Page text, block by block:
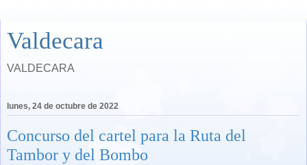
Valdecara
VALDECARA
lunes, 24 de octubre de 2022
Concurso del cartel para la Ruta del
Tambor y del Bombo